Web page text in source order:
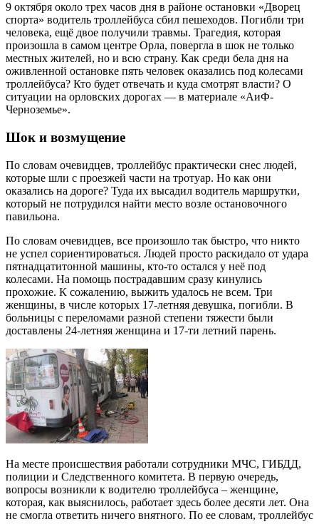
9 октября около трех часов дня в районе остановки «Дворец
спорта» водитель троллейбуса сбил пешеходов. Погибли три
человека, ещё двое получили травмы. Трагедия, которая
произошла в самом центре Орла, повергла в шок не только
местных жителей, но и всю страну. Как среди бела дня на
оживленной остановке пять человек оказались под колесами
троллейбуса? Кто будет отвечать и куда смотрят власти? О
ситуации на орловских дорогах — в материале «АиФ-
Черноземье».
Шок и возмущение
По словам очевидцев, троллейбус практически снес людей,
которые шли с проезжей части на тротуар. Но как они
оказались на дороге? Туда их высадил водитель маршрутки,
который не потрудился найти место возле остановочного
павильона.
По словам очевидцев, все произошло так быстро, что никто
не успел сориентироваться. Людей просто раскидало от удара
пятнадцатитонной машины, кто-то остался у неё под
колесами. На помощь пострадавшим сразу кинулись
прохожие. К сожалению, выжить удалось не всем. Три
женщины, в числе которых 17-летняя девушка, погибли. В
больницы с переломами разной степени тяжести были
доставлены 24-летняя женщина и 17-ти летний парень.
На месте происшествия работали сотрудники МЧС, ГИБДД,
полиции и Следственного комитета. В первую очередь,
вопросы возникли к водителю троллейбуса – женщине,
которая, как выяснилось, работает здесь более десяти лет. Она
не смогла ответить ничего внятного. По ее словам, троллейбус